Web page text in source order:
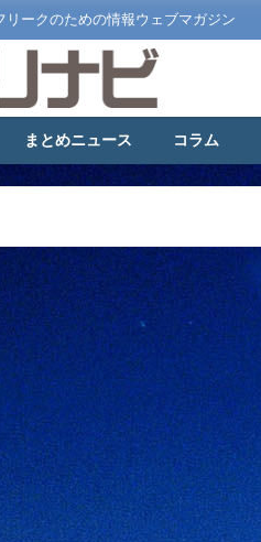
リークのための情報ウェブマガジン
まとめニュース コラム